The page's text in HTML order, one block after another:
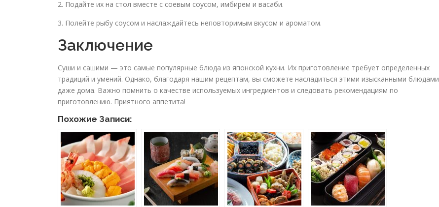
2. Подайте их на стол вместе с соевым соусом, имбирем и васаби.
3. Полейте рыбу соусом и наслаждайтесь неповторимым вкусом и ароматом.
Заключение
Суши и сашими — это самые популярные блюда из японской кухни. Их приготовление требует определенных
традиций и умений. Однако, благодаря нашим рецептам, вы сможете насладиться этими изысканными блюдами
даже дома. Важно помнить о качестве используемых ингредиентов и следовать рекомендациям по
приготовлению. Приятного аппетита!
Похожие Записи: